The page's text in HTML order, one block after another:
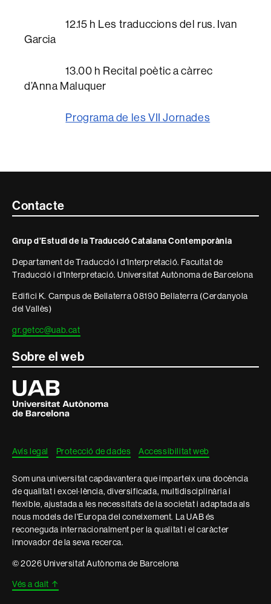
12.15 h Les traduccions del rus. Ivan
Garcia
13.00 h Recital poètic a càrrec
d’Anna Maluquer
Programa de les VII Jornades
Contacte
informació
legal
Contacte
Grup d’Estudi de la Traducció Catalana Contemporània
Departament de Traducció i d’Interpretació. Facultat de
Traducció i d’Interpretació. Universitat Autònoma de Barcelona
Edifici K. Campus de Bellaterra 08190 Bellaterra (Cerdanyola
del Vallès)
gr.getcc@uab.cat
Sobre el web
Universitat
Autònoma
de
Barcelona
Avís legal Protecció de dades Accessibilitat web
Som una universitat capdavantera que imparteix una docència
de qualitat i excel·lència, diversificada, multidisciplinària i
flexible, ajustada a les necessitats de la societat i adaptada als
nous models de l'Europa del coneixement. La UAB és
reconeguda internacionalment per la qualitat i el caràcter
innovador de la seva recerca.
© 2026 Universitat Autònoma de Barcelona
Vés a dalt ↑